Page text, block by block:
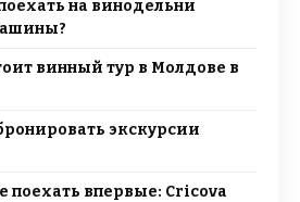
на винодельни
винный тур в Молдове в
экскурсии
поехать впервые: Cricova